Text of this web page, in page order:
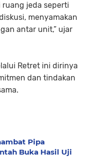
jeda seperti
menyamakan
antar unit,” ujar
Retret ini dirinya
dan tindakan
Pipa
Buka Hasil Uji